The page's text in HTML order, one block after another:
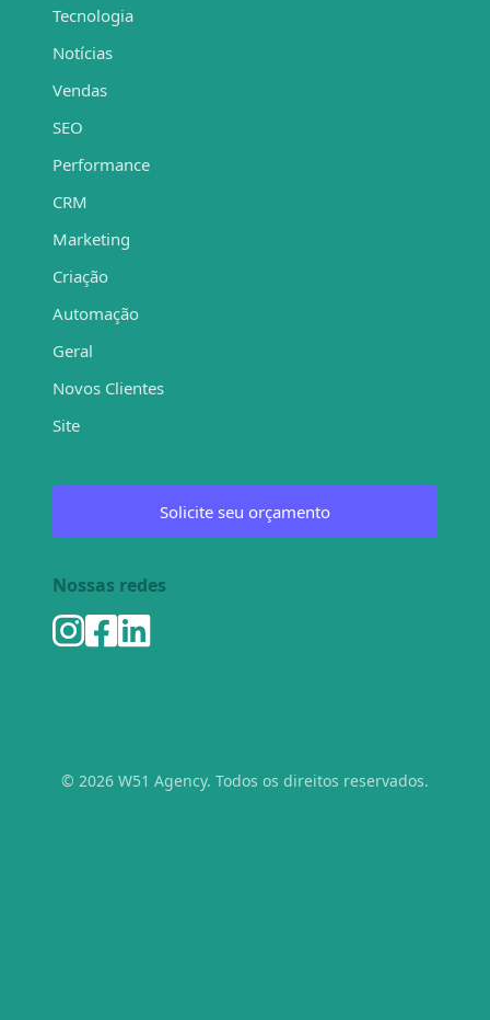
Tecnologia
Notícias
Vendas
SEO
Performance
CRM
Marketing
Criação
Automação
Geral
Novos Clientes
Site
Solicite seu orçamento
Nossas redes
© 2026 W51 Agency. Todos os direitos reservados.